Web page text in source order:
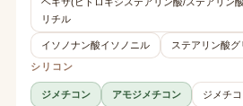
リチル
イソノナン酸イソノニル
ステアリン酸グ
シリコン
ジメチコン アモジメチコン ジメチ